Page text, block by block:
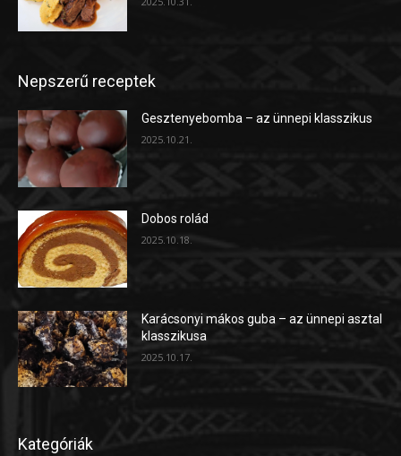
Nepszerű receptek
Gesztenyebomba – az ünnepi klasszikus
2025.10.21.
Dobos rolád
2025.10.18.
Karácsonyi mákos guba – az ünnepi asztal
klasszikusa
2025.10.17.
Kategóriák